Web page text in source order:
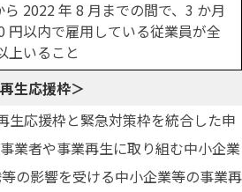
ら 2022 年 8 月までの間で、3 か月
円以内で雇用している従業員が全
上いること
生応援枠＞
生応援枠と緊急対策枠を統合した申
業者や事業再生に取り組む中小企業
の影響を受ける中小企業等の事業再